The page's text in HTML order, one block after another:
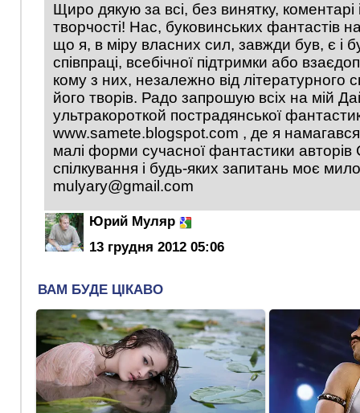
Щиро дякую за всі, без винятку, коментарі
творчості! Нас, буковинських фантастів
що я, в міру власних сил, завжди був, є і
співпраці, всебічної підтримки або
кому з них, незалежно від літературного
його творів. Радо запрошую всіх на мій
ультракороткой пострадянської
www.samete.blogspot.com , де я намагався
малі форми сучасної фантастики
спілкування і будь-яких запитань моє мило
mulyary@gmail.com
Юрий Муляр
13 грудня 2012 05:06